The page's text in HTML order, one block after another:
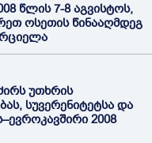
წლის 7-8 აგვისტოს,
ოსეთის წინააღმდეგ
უთხრის
სუვერენიტეტსა და
2008